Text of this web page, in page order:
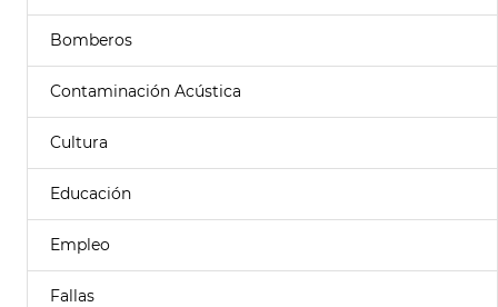
Bomberos
Contaminación Acústica
Cultura
Educación
Empleo
Fallas